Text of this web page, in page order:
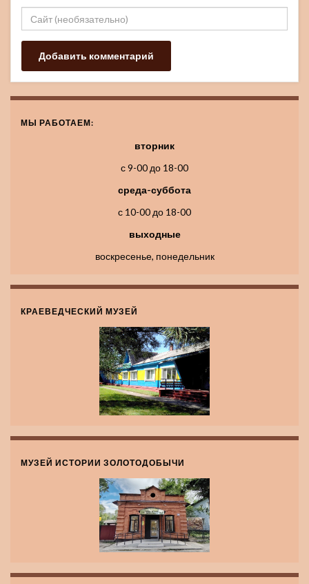
МЫ РАБОТАЕМ:
вторник
с 9-00 до 18-00
среда-суббота
с 10-00 до 18-00
выходные
воскресенье, понедельник
КРАЕВЕДЧЕСКИЙ МУЗЕЙ
МУЗЕЙ ИСТОРИИ ЗОЛОТОДОБЫЧИ